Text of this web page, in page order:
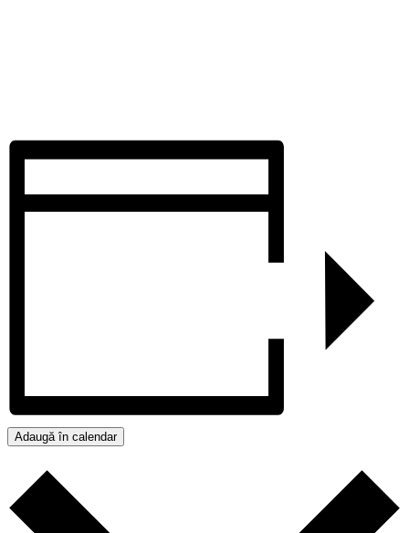
Adaugă în calendar